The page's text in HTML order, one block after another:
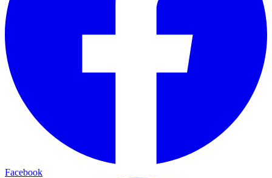
Facebook